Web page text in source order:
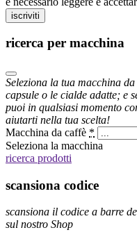
iscriviti
ricerca per macchina
Seleziona la tua macchina
capsule o le cialde adatte; e
puoi in qualsiasi momento
aiutarti nella tua scelta!
Macchina da caffè *
Seleziona la macchina
ricerca prodotti
scansiona codice
scansiona il codice a barre
sul nostro Shop